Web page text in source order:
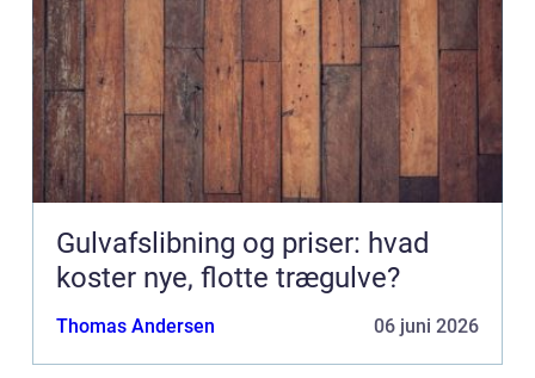
Gulvafslibning og priser: hvad
koster nye, flotte trægulve?
Thomas Andersen 06 juni 2026